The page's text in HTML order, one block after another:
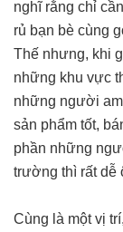
nghĩ rằng chỉ
rủ bạn bè cùng
Thế nhưng, khi
những khu vực
những người
sản phẩm tốt,
phần những
trường thì rất dễ
Cùng là một vị